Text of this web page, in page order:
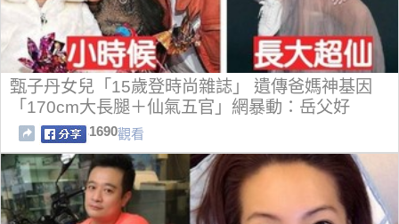
甄子丹女兒「15歲登時尚雜誌」 遺傳爸媽神基因
「170cm大長腿＋仙氣五官」網暴動：岳父好
1690觀看